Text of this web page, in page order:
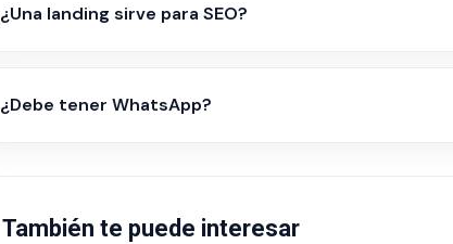
¿Una landing sirve para SEO?
¿Debe tener WhatsApp?
También te puede interesar